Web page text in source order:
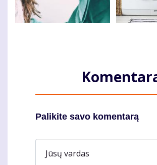
Palikite savo komentarą
Jūsų vardas